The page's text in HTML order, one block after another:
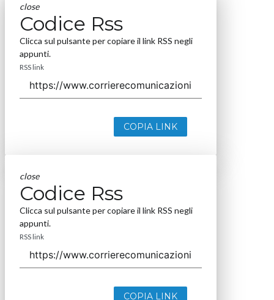
close
Codice Rss
Clicca sul pulsante per copiare il link RSS negli
appunti.
RSS link
COPIA LINK
close
Codice Rss
Clicca sul pulsante per copiare il link RSS negli
appunti.
RSS link
COPIA LINK